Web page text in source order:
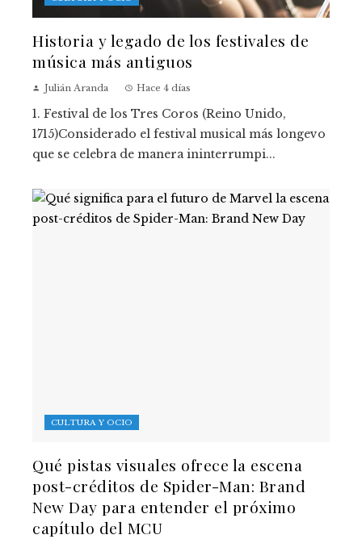
Historia y legado de los festivales de
música más antiguos
Julián Aranda Hace 4 días
1. Festival de los Tres Coros (Reino Unido,
1715)Considerado el festival musical más longevo
que se celebra de manera ininterrumpi...
CULTURA Y OCIO
Qué pistas visuales ofrece la escena
post-créditos de Spider-Man: Brand
New Day para entender el próximo
capítulo del MCU